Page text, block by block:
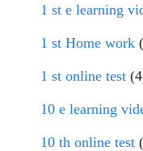
1 st e learning
1 st Home work
1 st online test
10 e learning
10 th online test